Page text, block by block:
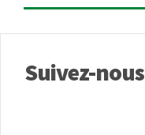
Suivez-nous